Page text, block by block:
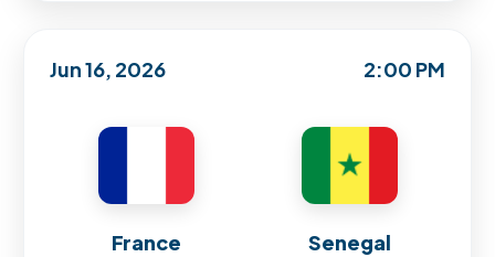
Jun 16, 2026 2:00 PM
France Senegal